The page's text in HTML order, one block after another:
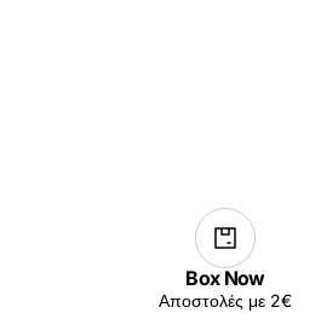
Box Now
Αποστολές με 2€